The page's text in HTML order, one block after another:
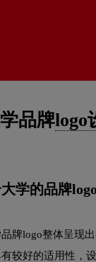
品牌logo
学的品牌
牌logo整体呈现
较好的适用性，